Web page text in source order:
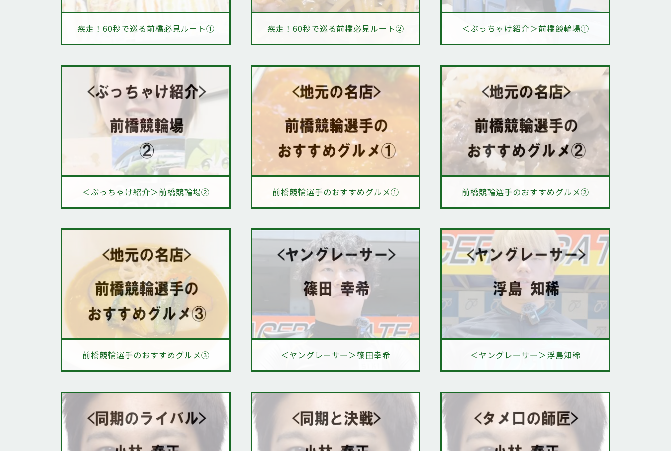
疾走！60秒で巡る前橋必見ルート① 疾走！60秒で巡る前橋必見ルート② ＜ぶっちゃけ紹介＞前橋競輪場①
＜ぶっちゃけ紹介＞前橋競輪場② 前橋競輪選手のおすすめグルメ① 前橋競輪選手のおすすめグルメ②
前橋競輪選手のおすすめグルメ③ ＜ヤングレーサー＞篠田幸希 ＜ヤングレーサー＞浮島知稀